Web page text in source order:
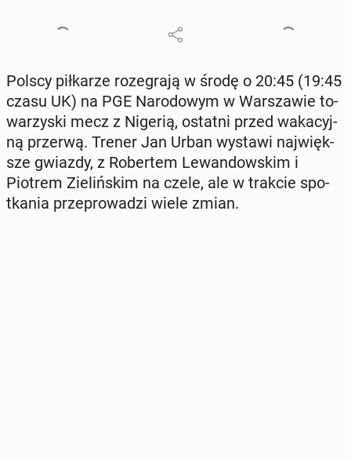
Polscy pił­ka­rze ro­ze­gra­ją w środę o 20:45 (19:45
czasu UK) na PGE Na­ro­do­wym w War­sza­wie to­
wa­rzy­ski mecz z Nigerią, ostatni przed wa­ka­cyj­
ną przerwą. Trener Jan Urban wystawi naj­więk­
sze gwiazdy, z Ro­ber­tem Le­wan­dow­skim i
Piotrem Zie­liń­skim na czele, ale w trakcie spo­
tka­nia prze­pro­wa­dzi wiele zmian.